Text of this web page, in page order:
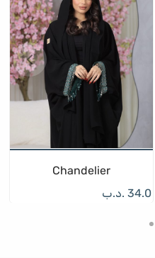
Chandelier
34.0 .د.ب